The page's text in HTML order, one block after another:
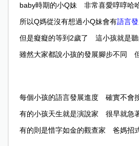
baby時期的小Q妹 非常喜愛啍啍哈
所以Q媽從沒有想過小Q妹會有語言
但是癡癡的等到2歲了 這小孩就是
雖然大家都說小孩的發展腳步不同
每個小孩的語言發展進度 確實不會
有的小孩天生就是演說家 很早就急
有的則是惜字如金的觀查家 爸媽招